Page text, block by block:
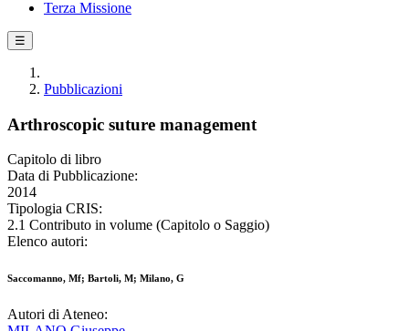
Terza Missione
☰
Pubblicazioni
Arthroscopic suture management
Capitolo di libro
Data di Pubblicazione:
2014
Tipologia CRIS:
2.1 Contributo in volume (Capitolo o Saggio)
Elenco autori:
Saccomanno, Mf; Bartoli, M; Milano, G
Autori di Ateneo: